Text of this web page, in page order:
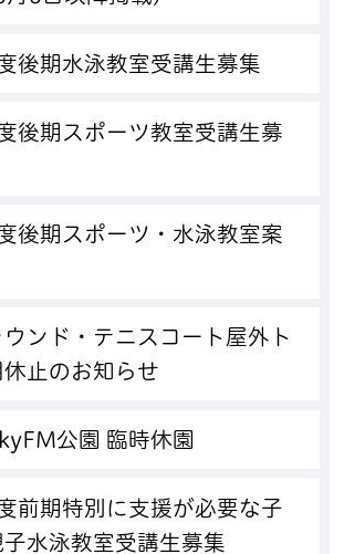
後期水泳教室受講生募集
後期スポーツ教室受講生募
後期スポーツ・水泳教室案
ンド・テニスコート屋外ト
休止のお知らせ
公園 臨時休園
前期特別に支援が必要な子
子水泳教室受講生募集